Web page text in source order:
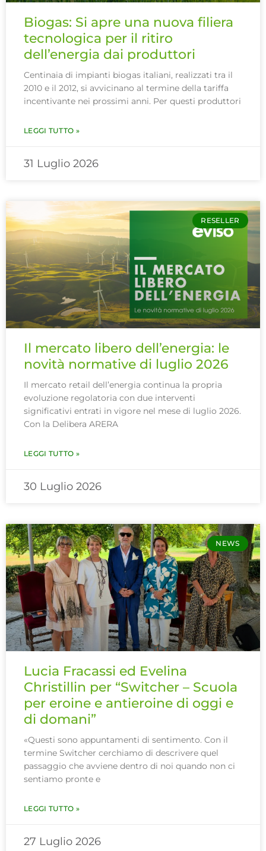
Biogas: Si apre una nuova filiera
tecnologica per il ritiro
dell’energia dai produttori
Centinaia di impianti biogas italiani, realizzati tra il
2010 e il 2012, si avvicinano al termine della tariffa
incentivante nei prossimi anni. Per questi produttori
LEGGI TUTTO »
31 Luglio 2026
RESELLER
Il mercato libero dell’energia: le
novità normative di luglio 2026
Il mercato retail dell’energia continua la propria
evoluzione regolatoria con due interventi
significativi entrati in vigore nel mese di luglio 2026.
Con la Delibera ARERA
LEGGI TUTTO »
30 Luglio 2026
NEWS
Lucia Fracassi ed Evelina
Christillin per “Switcher – Scuola
per eroine e antieroine di oggi e
di domani”
«Questi sono appuntamenti di sentimento. Con il
termine Switcher cerchiamo di descrivere quel
passaggio che avviene dentro di noi quando non ci
sentiamo pronte e
LEGGI TUTTO »
27 Luglio 2026